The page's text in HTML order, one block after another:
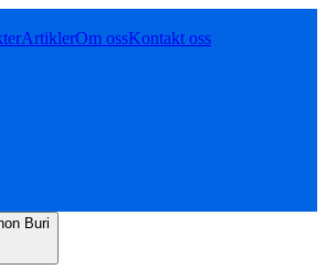
ArtiklerOm ossKontakt oss
Buri